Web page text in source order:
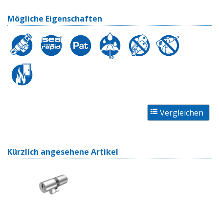
Mögliche Eigenschaften
Kürzlich angesehene Artikel